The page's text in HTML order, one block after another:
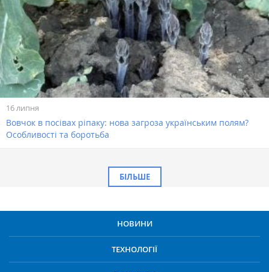
16 липня
Вовчок в посівах ріпаку: нова загроза українським полям?
Особливості та боротьба
БІЛЬШЕ
НОВИНИ
ТЕХНОЛОГІЇ